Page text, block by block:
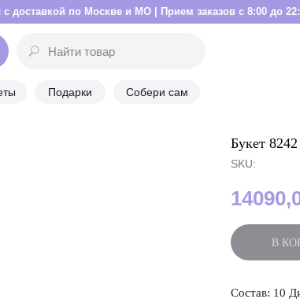
Москве и МО | Прием заказов с 8:00 до 22:00 Букеты
Собери сам
Подарки
Букет 8242
SKU:
В
Состав: 10